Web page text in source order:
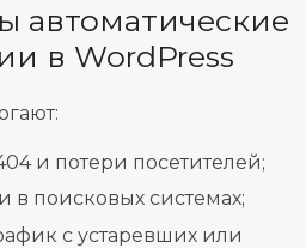
автоматические
в WordPress
и потери посетителей;
в поисковых системах;
с устаревших или